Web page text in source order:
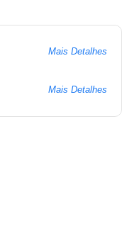
Mais Detalhes
Mais Detalhes